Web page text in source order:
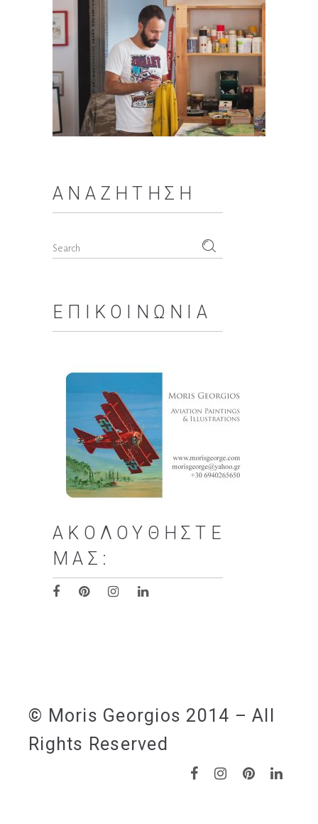
ΑΝΑΖΉΤΗΣΗ
Search
ΕΠΙΚΟΙΝΩΝΊΑ
ΑΚΟΛΟΥΘΉΣΤΕ
ΜΑΣ:
© Moris Georgios 2014 – All
Rights Reserved